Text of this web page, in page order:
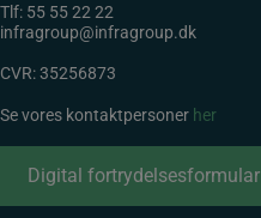
Tlf: 55 55 22 22
infragroup@infragroup.dk
CVR: 35256873
Se vores kontaktpersoner her
Digital fortrydelsesformular